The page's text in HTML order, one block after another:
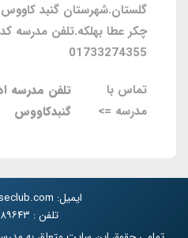
گلستان.شهرستان گنبد
01733274355
تماس با
مدرسه =>
تلفن مدرسه
گنبدکاووس
ایمیل: info[@]madreseclub.com
تلفن : ۲۲۶۸۹۶۴۳ (۰۲۱)